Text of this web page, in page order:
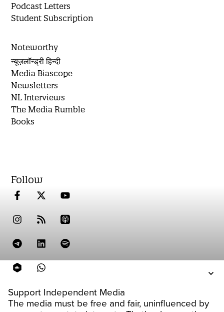
Support Independent Media
The media must be free and fair, uninfluenced by
Podcast Letters
Student Subscription
Noteworthy
न्यूज़लॉन्ड्री हिन्दी
Media Biascope
Newsletters
NL Interviews
The Media Rumble
Books
Follow